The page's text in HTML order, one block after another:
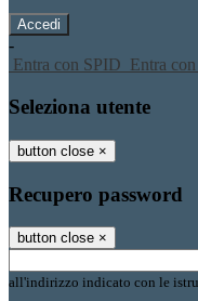
-
Entra con SPID Entra
Seleziona utente
button close ×
Recupero password
button close ×
all'indirizzo indicato con le